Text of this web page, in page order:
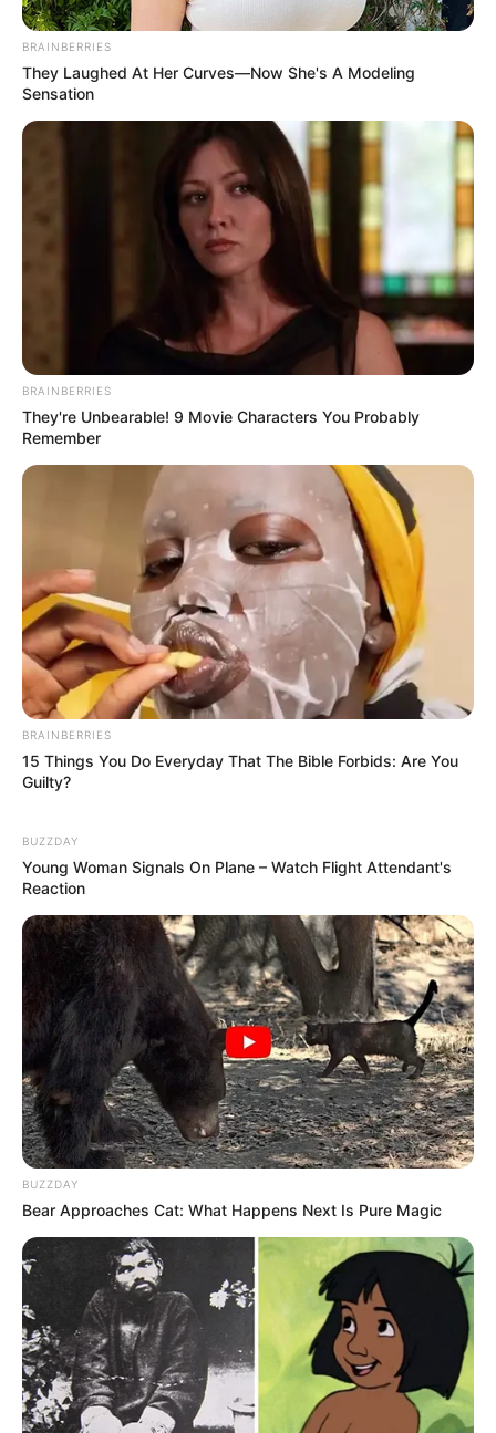
BRAINBERRIES
They Laughed At Her Curves—Now She's A Modeling
Sensation
BRAINBERRIES
They're Unbearable! 9 Movie Characters You Probably
Remember
BRAINBERRIES
15 Things You Do Everyday That The Bible Forbids: Are You
Guilty?
BUZZDAY
Young Woman Signals On Plane – Watch Flight Attendant's
Reaction
BUZZDAY
Bear Approaches Cat: What Happens Next Is Pure Magic